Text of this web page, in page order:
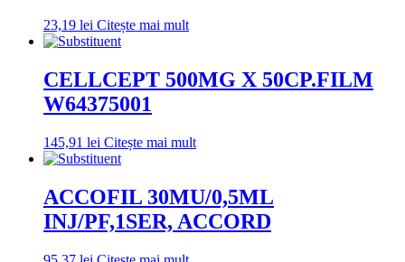
23,19 lei Citește mai mult
CELLCEPT 500MG X 50CP.FILM
W64375001
145,91 lei Citește mai mult
ACCOFIL 30MU/0,5ML
INJ/PF,1SER, ACCORD